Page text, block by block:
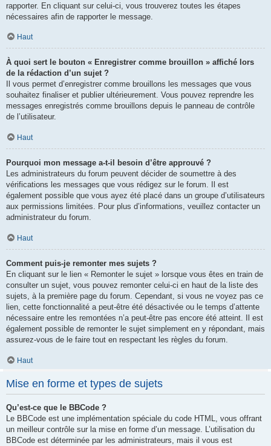
rapporter. En cliquant sur celui-ci, vous trouverez toutes les étapes
nécessaires afin de rapporter le message.
Haut
À quoi sert le bouton « Enregistrer comme brouillon » affiché lors
de la rédaction d’un sujet ?
Il vous permet d’enregistrer comme brouillons les messages que vous
souhaitez finaliser et publier ultérieurement. Vous pouvez reprendre les
messages enregistrés comme brouillons depuis le panneau de contrôle
de l’utilisateur.
Haut
Pourquoi mon message a-t-il besoin d’être approuvé ?
Les administrateurs du forum peuvent décider de soumettre à des
vérifications les messages que vous rédigez sur le forum. Il est
également possible que vous ayez été placé dans un groupe d’utilisateurs
aux permissions limitées. Pour plus d’informations, veuillez contacter un
administrateur du forum.
Haut
Comment puis-je remonter mes sujets ?
En cliquant sur le lien « Remonter le sujet » lorsque vous êtes en train de
consulter un sujet, vous pouvez remonter celui-ci en haut de la liste des
sujets, à la première page du forum. Cependant, si vous ne voyez pas ce
lien, cette fonctionnalité a peut-être été désactivée ou le temps d’attente
nécessaire entre les remontées n’a peut-être pas encore été atteint. Il est
également possible de remonter le sujet simplement en y répondant, mais
assurez-vous de le faire tout en respectant les règles du forum.
Haut
Mise en forme et types de sujets
Qu’est-ce que le BBCode ?
Le BBCode est une implémentation spéciale du code HTML, vous offrant
un meilleur contrôle sur la mise en forme d’un message. L’utilisation du
BBCode est déterminée par les administrateurs, mais il vous est